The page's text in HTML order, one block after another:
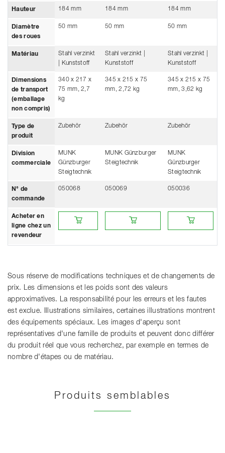
Hauteur 184 mm 184 mm 184 mm
Diamètre
des roues
50 mm 50 mm 50 mm
Matériau
Stahl verzinkt
| Kunststoff
Stahl verzinkt |
Kunststoff
Stahl verzinkt |
Kunststoff
Dimensions
de transport
(emballage
non compris)
340 x 217 x
75 mm, 2,7
kg
345 x 215 x 75
mm, 2,72 kg
345 x 215 x 75
mm, 3,62 kg
Type de
produit
Zubehör Zubehör Zubehör
Division
commerciale
MUNK
Günzburger
Steigtechnik
MUNK Günzburger
Steigtechnik
MUNK
Günzburger
Steigtechnik
N° de
commande
050068 050069 050036
Acheter en
ligne chez un
revendeur
Acheter en ligne chez un revendeur
Acheter en ligne chez un revendeur
Acheter en ligne
Sous réserve de modifications techniques et de changements de
prix. Les dimensions et les poids sont des valeurs
approximatives. La responsabilité pour les erreurs et les fautes
est exclue. Illustrations similaires, certaines illustrations montrent
des équipements spéciaux. Les images d'aperçu sont
représentatives d'une famille de produits et peuvent donc différer
du produit réel que vous recherchez, par exemple en termes de
nombre d'étapes ou de matériau.
Produits semblables